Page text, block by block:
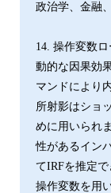
政治学、金融
14. 操作変数
動的な因果効
マンドにより
所射影はショ
めに用いられ
性があるイン
てIRFを推定
操作変数を用